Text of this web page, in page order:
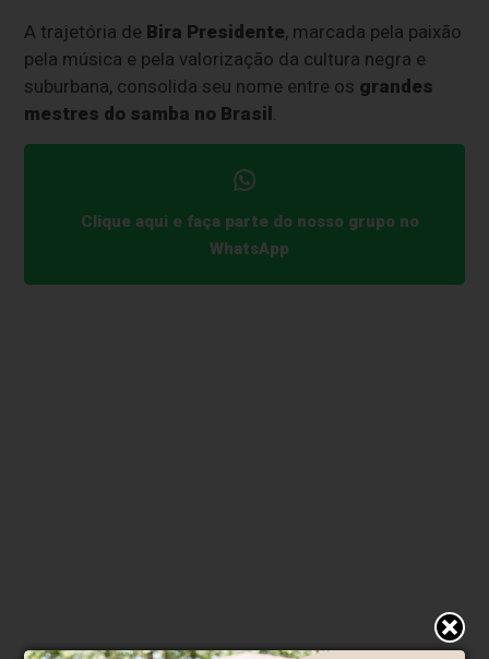
A trajetória de Bira Presidente, marcada pela paixão
pela música e pela valorização da cultura negra e
suburbana, consolida seu nome entre os grandes
mestres do samba no Brasil
Clique aqui e faça parte do nosso grupo no
WhatsApp